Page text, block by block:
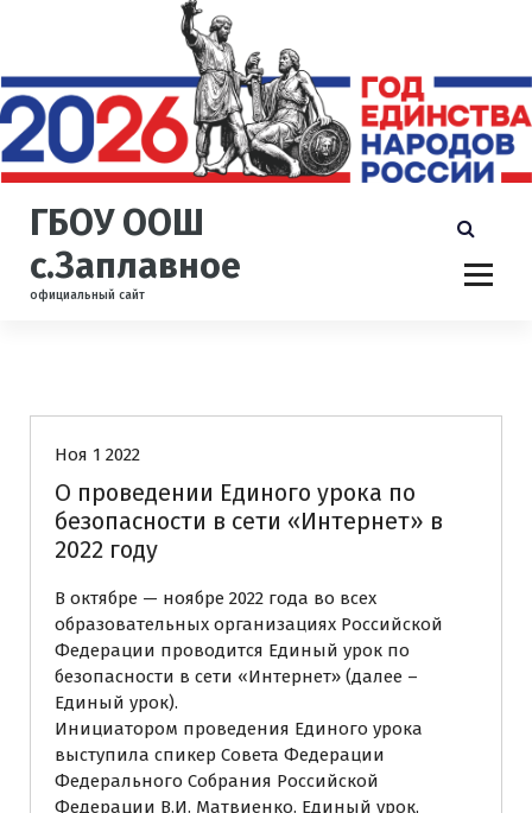
е
й
т
и
ГБОУ ООШ
с.Заплавное
официальный сайт
Ноя 1 2022
О проведении Единого урока по
безопасности в сети «Интернет» в
2022 году
В октябре — ноябре 2022 года во всех
образовательных организациях Российской
Федерации проводится Единый урок по
безопасности в сети «Интернет» (далее –
Единый урок).
Инициатором проведения Единого урока
выступила спикер Совета Федерации
Федерального Собрания Российской
Федерации В.И. Матвиенко. Единый урок,